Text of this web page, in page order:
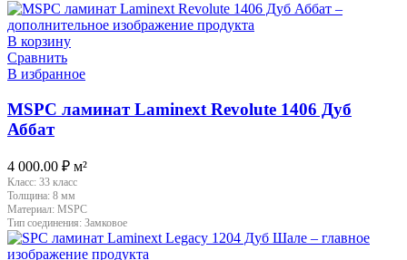
В корзину
Сравнить
В избранное
MSPC ламинат Laminext Revolute 1406 Дуб
Аббат
4 000.00 ₽ м²
Класс: 33 класс
Толщина: 8 мм
Материал: MSPC
Тип соединения: Замковое